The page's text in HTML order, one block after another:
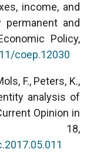
income, and
and
Policy,
coep.12030
F., Peters, K.,
analysis of
Opinion in
18,